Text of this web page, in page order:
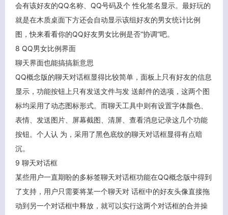
会有该好友的QQ名称、QQ号码及个 性化签名显示。最好玩的
就是在木质桌面下方还会自动显示该组好友的男女统计比例
图，快来看看你的QQ好友男女比例是否“协调”吧。
8 QQ男女比例界面
聊天界面也能搞搞新意思
QQ概念版的聊天对话框显得比较简单，面板上只有好友的信息
显示，功能按钮上只有发送文件与发 送邮件的选项，这两个图
标均采用了动态图标形式。而聊天工具中则有设置字体颜色、
表情、发送图片、屏幕截图、清屏、查看消息记录这几个功能
按钮。个人认 为，采用了黑色底纹的聊天对话框显得有点暗
沉。
9 聊天对话框
某些用户一直期盼的多标签聊天对话框功能在QQ概念版中得到
了支持，用户只需要将某一个聊天对 话框中的好友头像直接拖
动到另一个对话框中释放，就可以实行这两个对话框的合并操